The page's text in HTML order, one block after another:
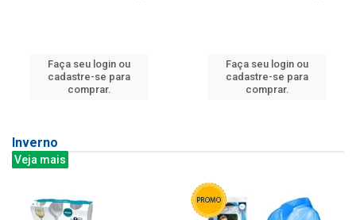
Faça seu login ou
cadastre-se para
comprar.
Faça seu login ou
cadastre-se para
comprar.
Inverno
Veja mais